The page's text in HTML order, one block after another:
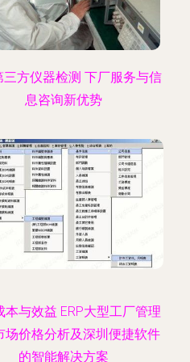
三方仪器检测 下厂服务与信
息咨询新优势
本与效益 ERP大型工厂管理
场价格分析及深圳便捷软件
的智能解决方案